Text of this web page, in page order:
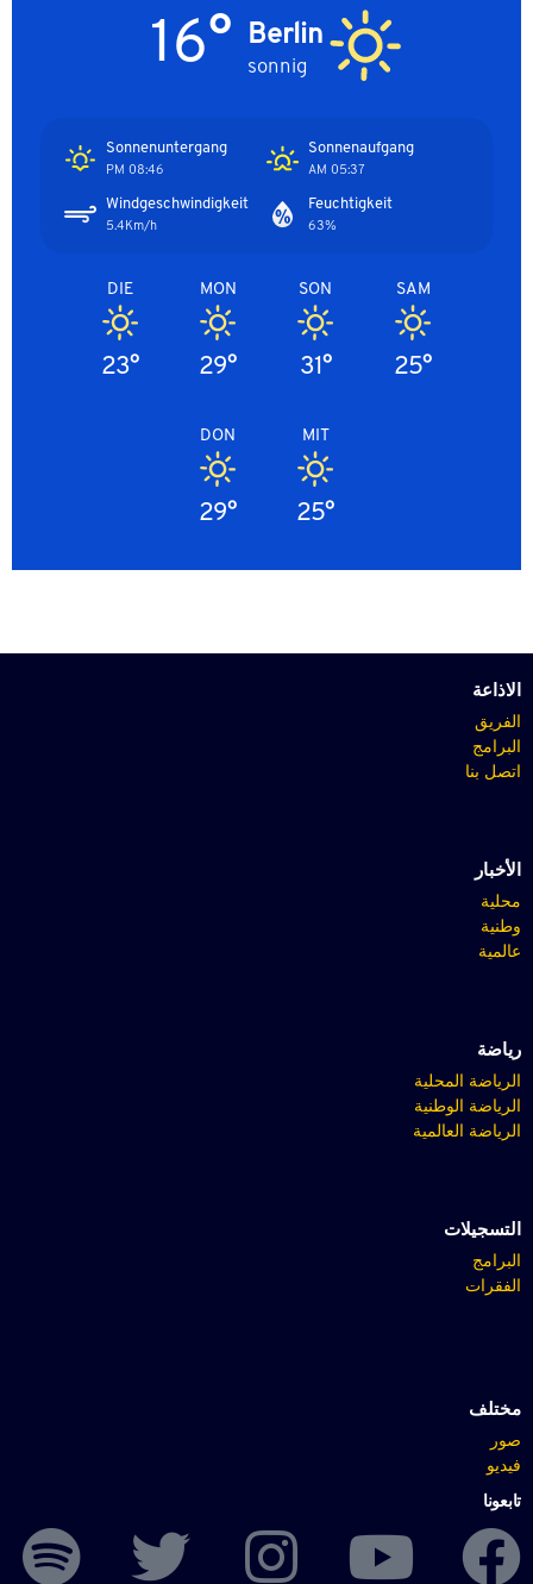
Berlin
sonnig
16°
Sonnenaufgang
05:37 AM
Sonnenuntergang
08:46 PM
Feuchtigkeit
63%
Windgeschwindigkeit
5.4Km/h
SAM
25°
SON
31°
MON
29°
DIE
23°
MIT
25°
DON
29°
الاذاعة
الفريق
البرامج
اتصل بنا
الأخبار
محلية
وطنية
عالمية
رياضة
الرياضة المحلية
الرياضة الوطنية
الرياضة العالمية
التسجيلات
البرامج
الفقرات
مختلف
صور
فيديو
تابعونا